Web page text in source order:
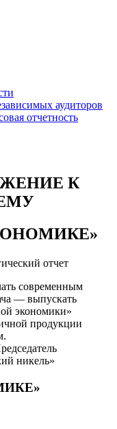
аудиторов
отчетность
К
отчет
современным
— выпускать
экономики»
продукции
никель»